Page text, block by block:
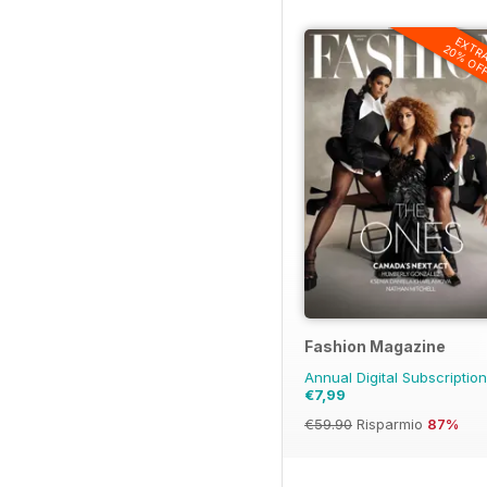
20%
Fashion Magazine
Annual Digital
€7,99
€59.90 Risparmio 87%